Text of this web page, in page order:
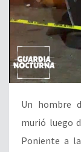
Un hombre
murió luego
Poniente a